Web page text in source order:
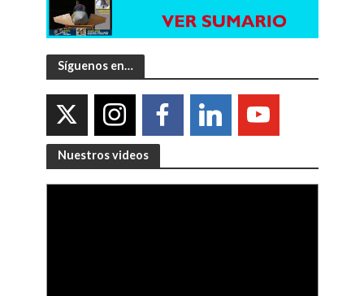
Síguenos en…
Nuestros videos